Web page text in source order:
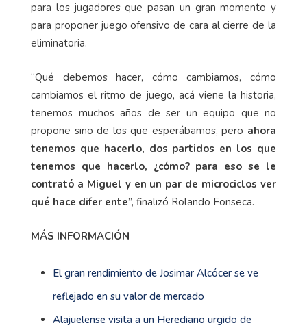
para los jugadores que pasan un gran momento y
para proponer juego ofensivo de cara al cierre de la
eliminatoria.
“Qué debemos hacer, cómo cambiamos, cómo
cambiamos el ritmo de juego, acá viene la historia,
tenemos muchos años de ser un equipo que no
propone sino de los que esperábamos, pero ahora
tenemos que hacerlo, dos partidos en los que
tenemos que hacerlo, ¿cómo? para eso se le
contrató a Miguel y en un par de microciclos ver
qué hace difer ente”, finalizó Rolando Fonseca.
MÁS INFORMACIÓN
El gran rendimiento de Josimar Alcócer se ve
reflejado en su valor de mercado
Alajuelense visita a un Herediano urgido de